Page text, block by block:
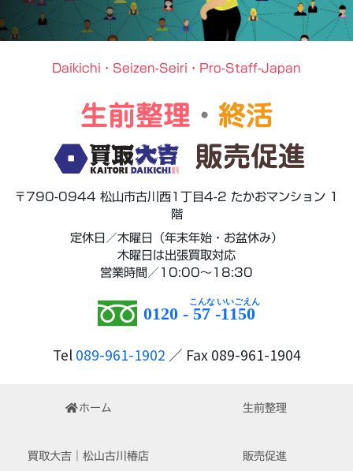
Daikichi・Seizen-Seiri・Pro-Staff-Japan
生前整理 ・ 終活
販売促進
〒790-0944 松山市古川西1丁目4-2 たかおマンション 1
階
定休日／木曜日（年末年始・お盆休み）
木曜日は出張買取対応
営業時間／10:00～18:30
0120 - 57 -1150
Tel 089-961-1902 ／ Fax 089-961-1904
ホーム 生前整理
買取大吉｜松山古川椿店 販売促進